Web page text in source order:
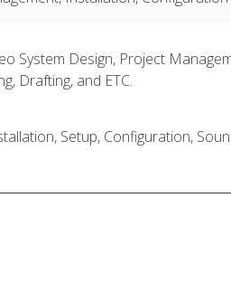
System Design, Project
Drafting, and ETC.
Setup, Configuration,